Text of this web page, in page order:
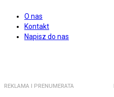
O nas
Kontakt
Napisz do nas
REKLAMA I PRENUMERATA